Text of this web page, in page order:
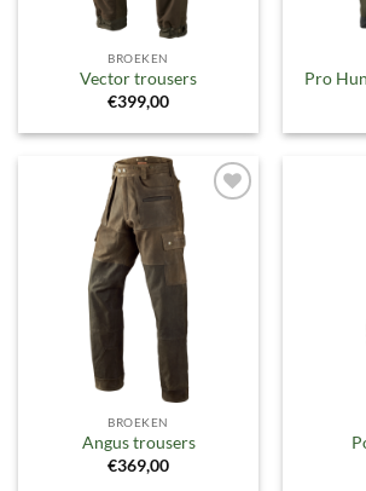
BROEKEN
Vector trousers
€399,00
Pro
Toevoegen
verlanglijst
BROEKEN
Angus trousers
€369,00